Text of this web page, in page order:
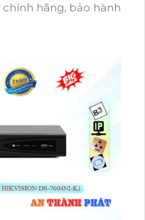
hãng, bảo hành